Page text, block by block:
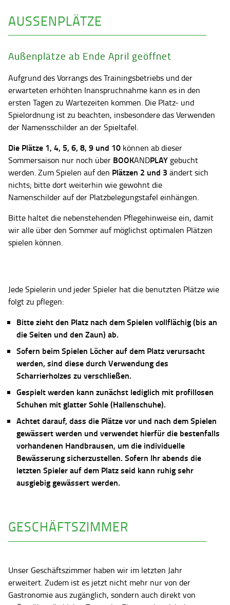
AUSSENPLÄTZE
Außenplätze ab Ende April geöffnet
Aufgrund des Vorrangs des Trainingsbetriebs und der
erwarteten erhöhten Inanspruchnahme kann es in den
ersten Tagen zu Wartezeiten kommen. Die Platz- und
Spielordnung ist zu beachten, insbesondere das Verwenden
der Namensschilder an der Spieltafel.
Die Plätze 1, 4, 5, 6, 8, 9 und 10 können ab dieser
Sommersaison nur noch über BOOKANDPLAY gebucht
werden. Zum Spielen auf den Plätzen 2 und 3 ändert sich
nichts; bitte dort weiterhin wie gewohnt die
Namenschilder auf der Platzbelegungstafel einhängen.
Bitte haltet die nebenstehenden Pflegehinweise ein, damit
wir alle über den Sommer auf möglichst optimalen Plätzen
spielen können.
Jede Spielerin und jeder Spieler hat die benutzten Plätze wie
folgt zu pflegen:
Bitte zieht den Platz nach dem Spielen vollflächig (bis an
die Seiten und den Zaun) ab.
Sofern beim Spielen Löcher auf dem Platz verursacht
werden, sind diese durch Verwendung des
Scharrierholzes zu verschließen.
Gespielt werden kann zunächst lediglich mit profillosen
Schuhen mit glatter Sohle (Hallenschuhe).
Achtet darauf, dass die Plätze vor und nach dem Spielen
gewässert werden und verwendet hierfür die bestenfalls
vorhandenen Handbrausen, um die individuelle
Bewässerung sicherzustellen. Sofern Ihr abends die
letzten Spieler auf dem Platz seid kann ruhig sehr
ausgiebig gewässert werden.
GESCHÄFTSZIMMER
Unser Geschäftszimmer haben wir im letzten Jahr
erweitert. Zudem ist es jetzt nicht mehr nur von der
Gastronomie aus zugänglich, sondern auch direkt von